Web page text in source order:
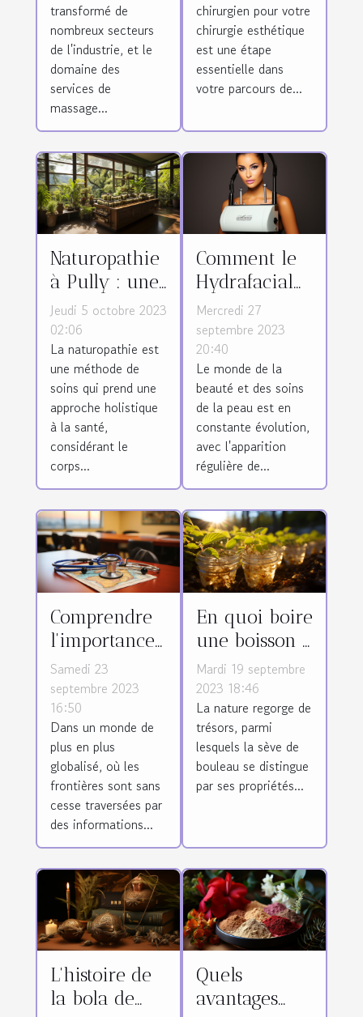
de massage
thaï
transformé de
nombreux secteurs
de l'industrie, et le
domaine des
services de
massage...
chirurgie
esthétique en
Tunisie
chirurgien pour votre
chirurgie esthétique
est une étape
essentielle dans
votre parcours de...
Naturopathie
à Pully : une
approche
holistique à
la santé
physique et
mentale
Jeudi 5 octobre 2023
02:06
La naturopathie est
une méthode de
soins qui prend une
approche holistique
à la santé,
considérant le
corps...
Comment le
Hydrafacial
est devenu
l'un des
traitements
de soin de
peau les plus
demandés
Mercredi 27
septembre 2023
20:40
Le monde de la
beauté et des soins
de la peau est en
constante évolution,
avec l'apparition
régulière de...
Comprendre
l'importance
de la
traduction
médicale en
matière de
santé globale
Samedi 23
septembre 2023
16:50
Dans un monde de
plus en plus
globalisé, où les
frontières sont sans
cesse traversées par
des informations...
En quoi boire
une boisson à
base de la
sève de
bouleau est-
il bénéfique
pour
l'organisme ?
Mardi 19 septembre
2023 18:46
La nature regorge de
trésors, parmi
lesquels la sève de
bouleau se distingue
par ses propriétés...
L'histoire de
la bola de
Quels
avantages